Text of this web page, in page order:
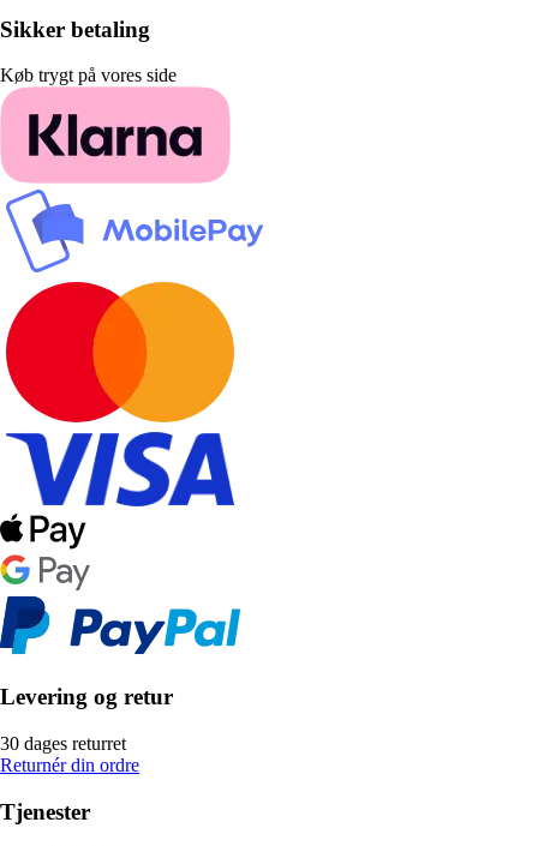
Sikker betaling
Køb trygt på vores side
Levering og retur
30 dages returret
Returnér din ordre
Tjenester